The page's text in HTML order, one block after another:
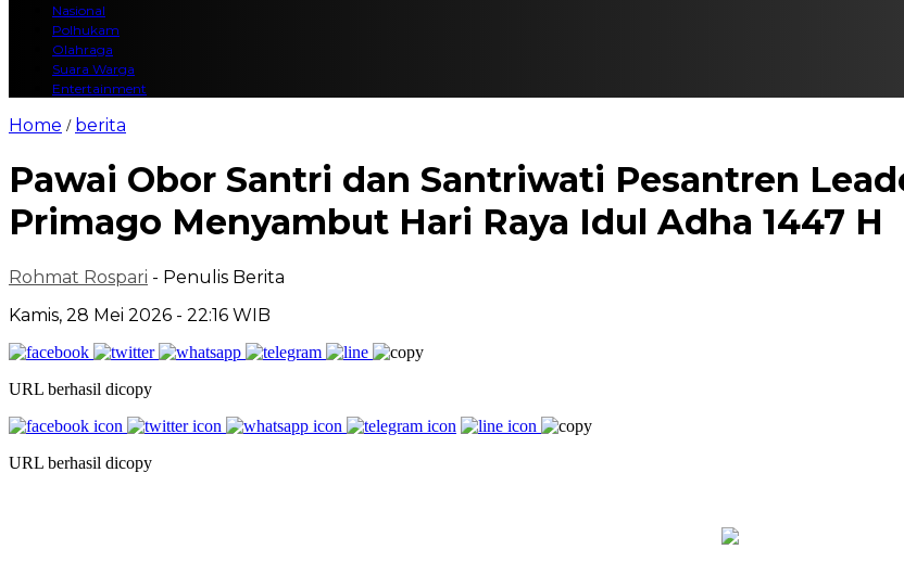
Nasional
Polhukam
Olahraga
Suara Warga
Entertainment
Home / berita
Pawai Obor Santri dan Santriwati Pesantren
Primago Menyambut Hari Raya Idul Adha 1447 H
Rohmat Rospari - Penulis Berita
Kamis, 28 Mei 2026 - 22:16 WIB
URL berhasil dicopy
URL berhasil dicopy